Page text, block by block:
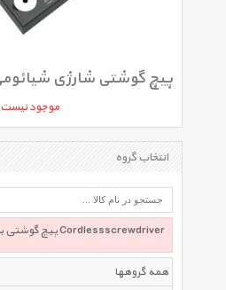
موجود نیست
انتخاب گروه
پیچ گوشتی برقی و شارژی Cordlessscrewdriver
همه گروهها